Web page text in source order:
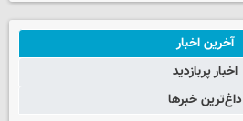
آخرین اخبار
اخبار پربازدید
داغ‌ترین خبرها